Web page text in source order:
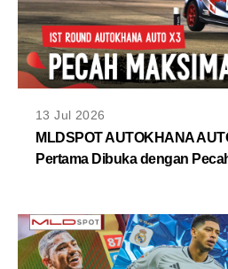
13 Jul 2026
MLDSPOT AUTOKHANA
Pertama Dibuka dengan